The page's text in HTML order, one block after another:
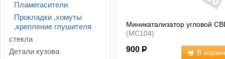
Пламегасители
Прокладки ,хомуты
,крепление глушителя
стекла
Детали кузова
Миникатализатор угловой
(MC104)
900 Р В